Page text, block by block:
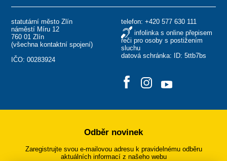
statutární město Zlín
náměstí Míru 12
760 01 Zlín
(všechna kontaktní spojení)
IČO: 00283924
telefon: +420 577 630 111
infolinka s online přepisem
řeči pro osoby s postižením
sluchu
datová schránka: ID: 5ttb7bs
Odběr novinek
Zaregistrujte svou e-mailovou adresu k pravidelnému odběru
aktuálních informací z našeho webu